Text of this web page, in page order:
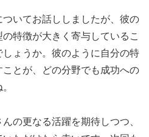
いてお話ししましたが、彼の
特徴が大きく寄与しているこ
ょうか。彼のように自分の特
とが、どの分野でも成功への
の更なる活躍を期待しつつ、